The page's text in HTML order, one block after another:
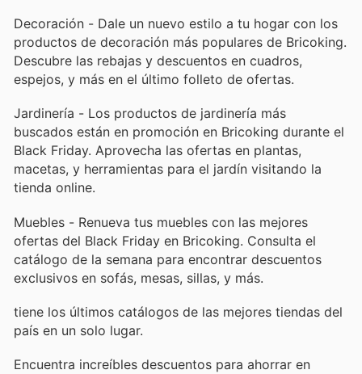
Decoración - Dale un nuevo estilo a tu hogar con los
productos de decoración más populares de Bricoking.
Descubre las rebajas y descuentos en cuadros,
espejos, y más en el último folleto de ofertas.
Jardinería - Los productos de jardinería más
buscados están en promoción en Bricoking durante el
Black Friday. Aprovecha las ofertas en plantas,
macetas, y herramientas para el jardín visitando la
tienda online.
Muebles - Renueva tus muebles con las mejores
ofertas del Black Friday en Bricoking. Consulta el
catálogo de la semana para encontrar descuentos
exclusivos en sofás, mesas, sillas, y más.
tiene los últimos catálogos de las mejores tiendas del
país en un solo lugar.
Encuentra increíbles descuentos para ahorrar en